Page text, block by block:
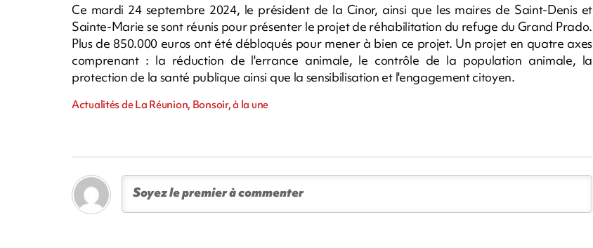
Ce mardi 24 septembre 2024, le président de la Cinor, ainsi que les maires de Saint-Denis et
Sainte-Marie se sont réunis pour présenter le projet de réhabilitation du refuge du Grand Prado.
Plus de 850.000 euros ont été débloqués pour mener à bien ce projet. Un projet en quatre axes
comprenant : la réduction de l'errance animale, le contrôle de la population animale, la
protection de la santé publique ainsi que la sensibilisation et l'engagement citoyen.
Actualités de La Réunion, Bonsoir, à la une